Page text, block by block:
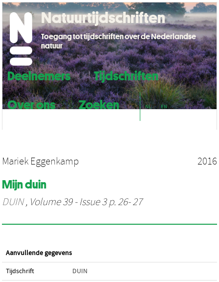
Deelnemers
Tijdschriften
Over ons
Zoeken NL EN
Natuurtijdschriften
Toegang tot tijdschriften over de Nederlandse
natuur
Mariek Eggenkamp 2016
Mijn duin
DUIN, Volume 39 - Issue 3 p. 26- 27
Aanvullende gegevens
Tijdschrift DUIN